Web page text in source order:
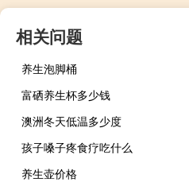
相关问题
养生泡脚桶
富硒养生杯多少钱
澳洲冬天低温多少度
孩子嗓子疼食疗吃什么
养生壶价格